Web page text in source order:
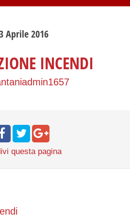
Aprile2016
INCENDI
questa pagina